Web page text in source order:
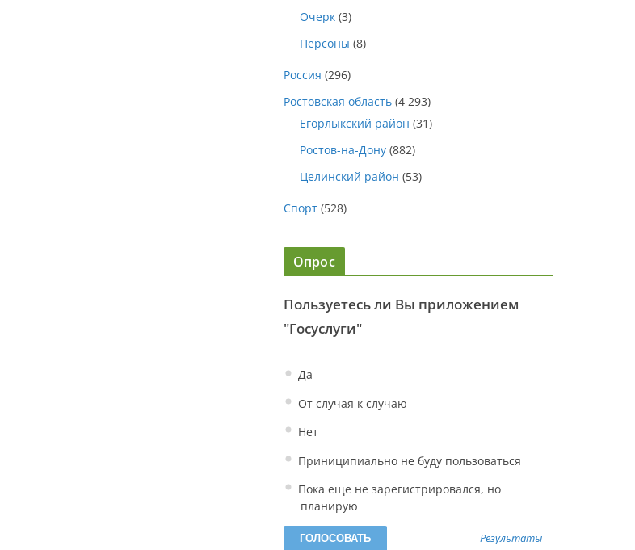
Очерк (3)
Персоны (8)
Россия (296)
Ростовская область (4 293)
Егорлыкский район (31)
Ростов-на-Дону (882)
Целинский район (53)
Спорт (528)
Опрос
Пользуетесь ли Вы приложением
"Госуслуги"
Да
От случая к случаю
Нет
Приниципиально не буду пользоваться
Пока еще не зарегистрировался, но
планирую
Результаты